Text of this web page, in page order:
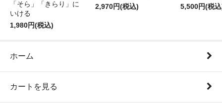
「そら」「きらり」に
いける
1,980円(税込)
2,970円(税込)
5,500円(税
ホーム
カートを見る